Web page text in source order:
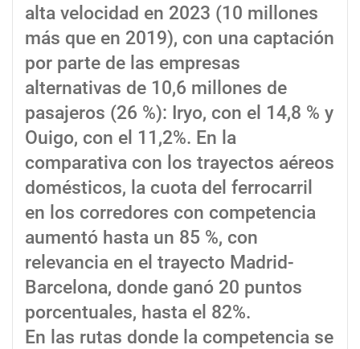
alta velocidad en 2023 (10 millones
más que en 2019), con una captación
por parte de las empresas
alternativas de 10,6 millones de
pasajeros (26 %): Iryo, con el 14,8 % y
Ouigo, con el 11,2%. En la
comparativa con los trayectos aéreos
domésticos, la cuota del ferrocarril
en los corredores con competencia
aumentó hasta un 85 %, con
relevancia en el trayecto Madrid-
Barcelona, donde ganó 20 puntos
porcentuales, hasta el 82%.
En las rutas donde la competencia se